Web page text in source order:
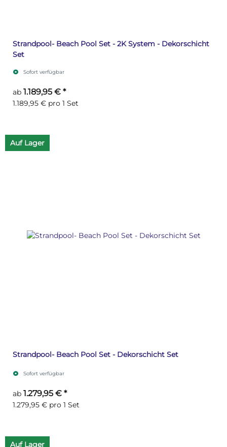
Strandpool- Beach Pool Set - 2K System - Dekorschicht
Set
Sofort verfügbar
ab 1.189,95 € *
1.189,95 € pro 1 Set
Auf Lager
Strandpool- Beach Pool Set - Dekorschicht Set
Sofort verfügbar
ab 1.279,95 € *
1.279,95 € pro 1 Set
Auf Lager